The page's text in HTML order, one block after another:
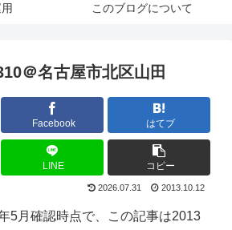
このブログについて
＠名古屋市北区山田
Facebook はてブ
LINE コピー
2026.07.31 2013.10.12
5月確認時点で、この記事は2013